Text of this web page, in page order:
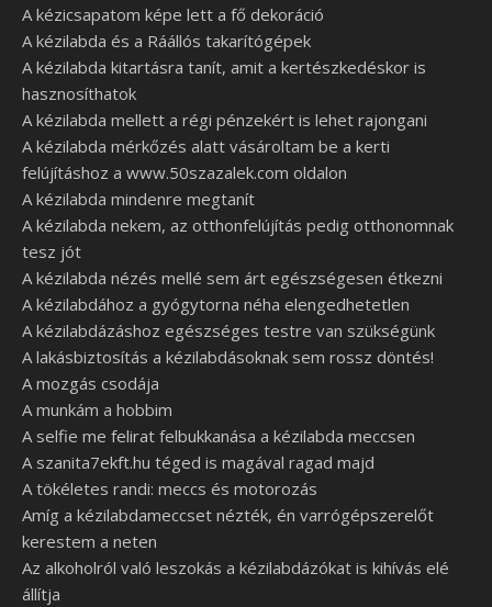
A kézicsapatom képe lett a fő dekoráció
A kézilabda és a Ráállós takarítógépek
A kézilabda kitartásra tanít, amit a kertészkedéskor is
hasznosíthatok
A kézilabda mellett a régi pénzekért is lehet rajongani
A kézilabda mérkőzés alatt vásároltam be a kerti
felújításhoz a www.50szazalek.com oldalon
A kézilabda mindenre megtanít
A kézilabda nekem, az otthonfelújítás pedig otthonomnak
tesz jót
A kézilabda nézés mellé sem árt egészségesen étkezni
A kézilabdához a gyógytorna néha elengedhetetlen
A kézilabdázáshoz egészséges testre van szükségünk
A lakásbiztosítás a kézilabdásoknak sem rossz döntés!
A mozgás csodája
A munkám a hobbim
A selfie me felirat felbukkanása a kézilabda meccsen
A szanita7ekft.hu téged is magával ragad majd
A tökéletes randi: meccs és motorozás
Amíg a kézilabdameccset nézték, én varrógépszerelőt
kerestem a neten
Az alkoholról való leszokás a kézilabdázókat is kihívás elé
állítja